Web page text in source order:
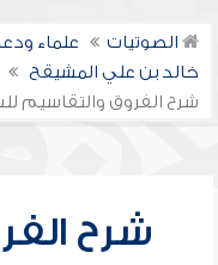
الصوتيات علماء
خالد بن علي المشيقح
شرح الفروق والتقاسيم
شرح